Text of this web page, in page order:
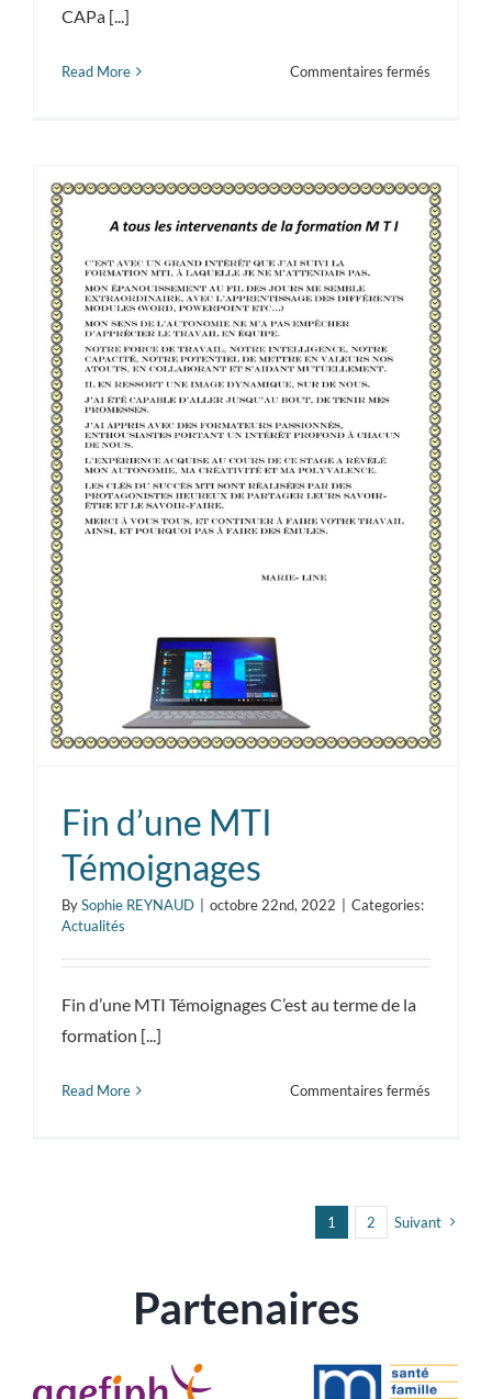
CAPa [...]
Read More Commentaires fermés
les
CAPa
SAPVER
1ère
année
Fin d’une MTI
Témoignages
BySophie REYNAUD octobre 22nd, 2022
Categories:
Actualités
Fin d’une MTI Témoignages C’est au terme de la
formation [...]
Read More Commentaires fermés
1
2 Suivant
Partenaires